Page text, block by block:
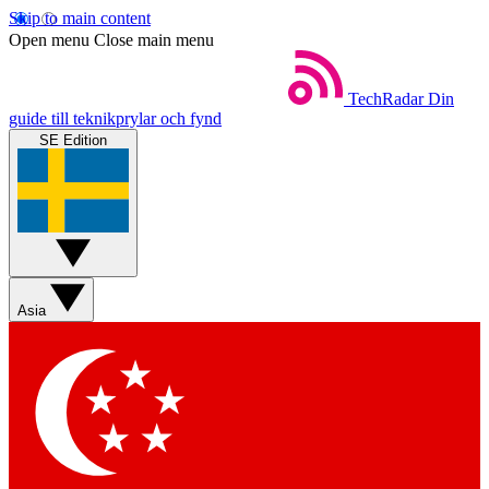
Skip to main content
Open menu Close main menu
TechRadar Din
guide till teknikprylar och fynd
SE Edition
Asia